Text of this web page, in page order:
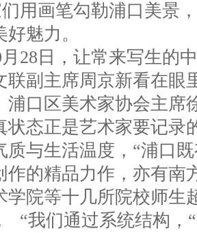
用画笔勾勒浦口美景
魅力。
28日，让常来写生的
联副主席周京新看在
浦口区美术家协会主
状态正是艺术家要记录
质与生活温度，“浦口
作的精品力作，亦有南
学院等十几所院校师生
“我们通过系统结构，